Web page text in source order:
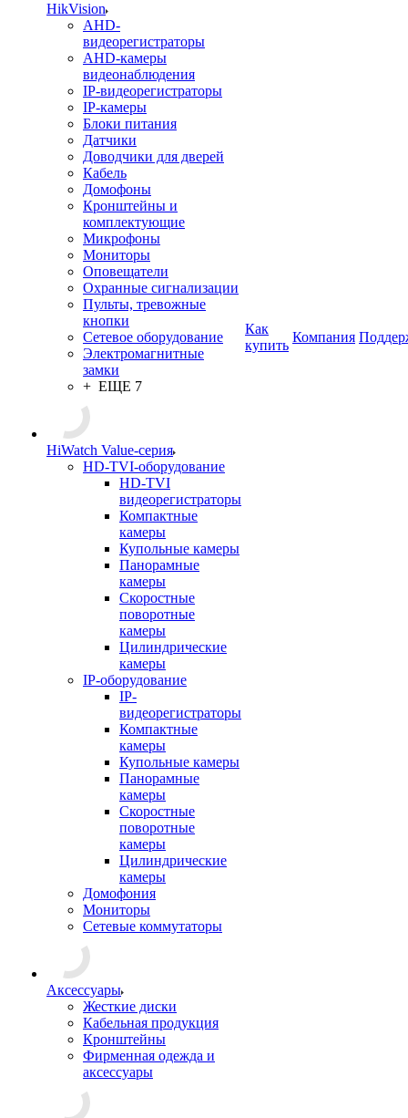
HikVision
AHD-
видеорегистраторы
AHD-камеры
видеонаблюдения
IP-видеорегистраторы
IP-камеры
Блоки питания
Датчики
Доводчики для дверей
Кабель
Домофоны
Кронштейны и
комплектующие
Микрофоны
Мониторы
Оповещатели
Охранные сигнализации
Пульты, тревожные
кнопки
Сетевое оборудование
Электромагнитные
замки
+ ЕЩЕ 7
HiWatch Value-серия
HD-TVI-оборудование
HD-TVI
видеорегистраторы
Компактные
камеры
Купольные камеры
Панорамные
камеры
Скоростные
поворотные
камеры
Цилиндрические
камеры
IP-оборудование
IP-
видеорегистраторы
Компактные
камеры
Купольные камеры
Панорамные
камеры
Скоростные
поворотные
камеры
Цилиндрические
камеры
Домофония
Мониторы
Сетевые коммутаторы
Аксессуары
Жесткие диски
Кабельная продукция
Кронштейны
Фирменная одежда и
аксессуары
Как
купить
Компания